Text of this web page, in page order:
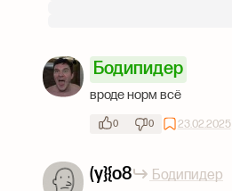
Бодипидер
вроде норм всё
0 0 23.02.2025
(y}{o8
Бодипидер